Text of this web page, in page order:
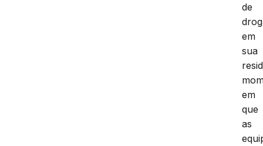
de
em
sua
em
que
as